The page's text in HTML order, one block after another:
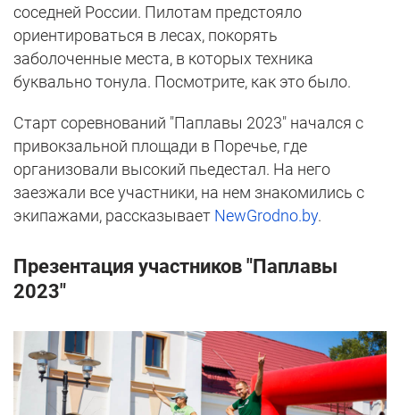
соседней России. Пилотам предстояло
ориентироваться в лесах, покорять
заболоченные места, в которых техника
буквально тонула. Посмотрите, как это было.
Старт соревнований "Паплавы 2023" начался с
привокзальной площади в Поречье, где
организовали высокий пьедестал. На него
заезжали все участники, на нем знакомились с
экипажами, рассказывает NewGrodno.by.
Презентация участников "Паплавы
2023"